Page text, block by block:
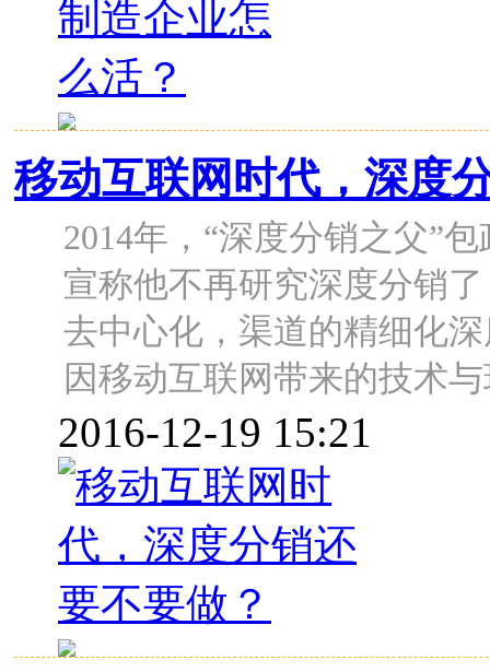
移动互联网时代，深度
2014年，“深度分销之父”
宣称他不再研究深度分销
去中心化，渠道的精细化
因移动互联网带来的技术
2016-12-19 15:21